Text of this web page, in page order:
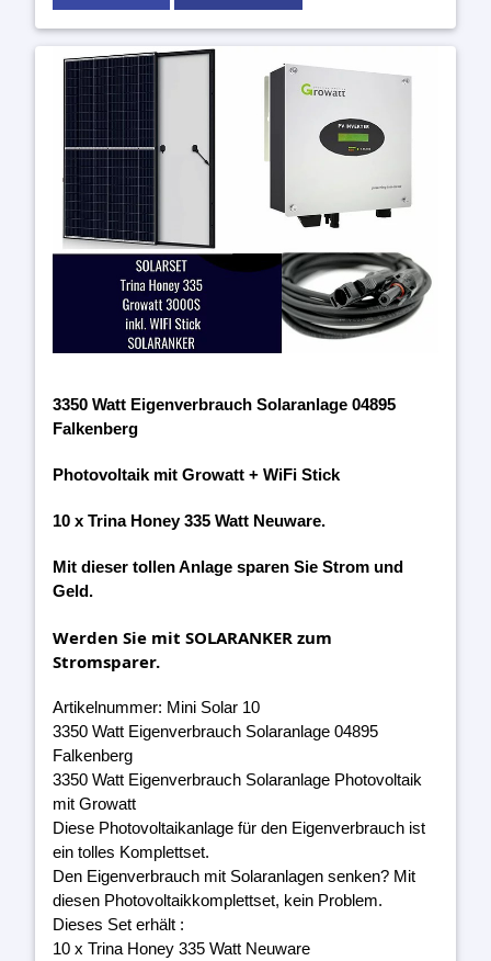
3350 Watt Eigenverbrauch Solaranlage 04895
Falkenberg
Photovoltaik mit Growatt + WiFi Stick
10 x Trina Honey 335 Watt Neuware.
Mit dieser tollen Anlage sparen Sie Strom und
Geld.
Werden Sie mit SOLARANKER zum
Stromsparer.
Artikelnummer: Mini Solar 10
3350 Watt Eigenverbrauch Solaranlage 04895
Falkenberg
3350 Watt Eigenverbrauch Solaranlage Photovoltaik
mit Growatt
Diese Photovoltaikanlage für den Eigenverbrauch ist
ein tolles Komplettset.
Den Eigenverbrauch mit Solaranlagen senken? Mit
diesen Photovoltaikkomplettset, kein Problem.
Dieses Set erhält :
10 x Trina Honey 335 Watt Neuware